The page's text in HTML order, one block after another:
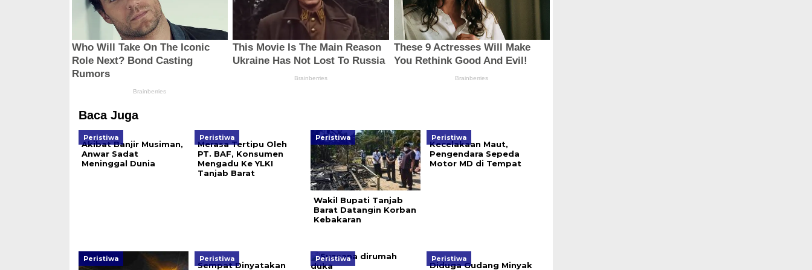
Baca Juga
Peristiwa
Akibat Banjir Musiman,
Anwar Sadat
Meninggal Dunia
Peristiwa
Merasa Tertipu Oleh
PT. BAF, Konsumen
Mengadu Ke YLKI
Tanjab Barat
Peristiwa
Wakil Bupati Tanjab
Barat Datangin Korban
Kebakaran
Peristiwa
Kecelakaan Maut,
Pengendara Sepeda
Motor MD di Tempat
Peristiwa Peristiwa
Sempat Dinyatakan
Peristiwa Peristiwa
Diduga Gudang Minyak